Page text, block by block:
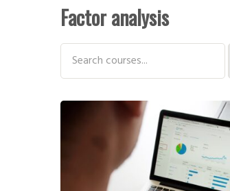
Factor analysis